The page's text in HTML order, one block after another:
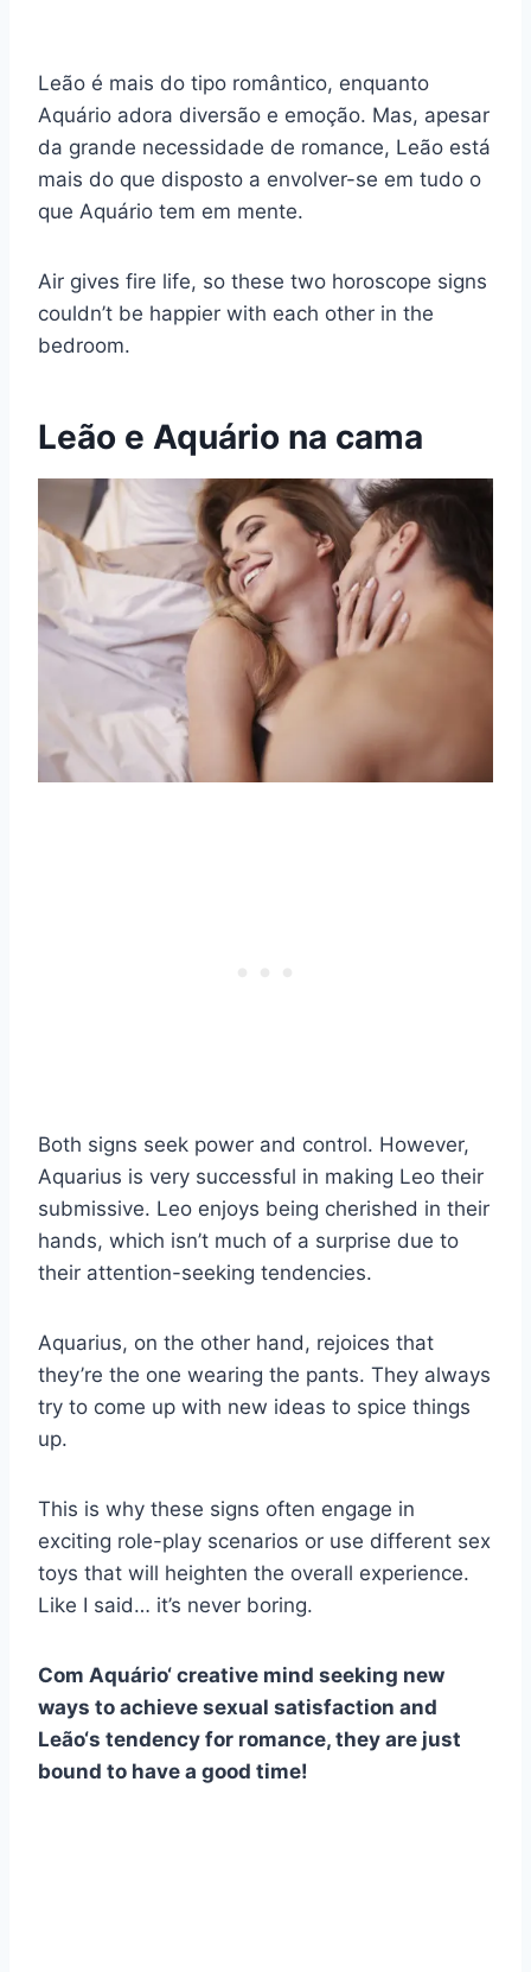
Leão é mais do tipo romântico, enquanto
Aquário adora diversão e emoção. Mas, apesar
da grande necessidade de romance, Leão está
mais do que disposto a envolver-se em tudo o
que Aquário tem em mente.
Air gives fire life, so these two horoscope signs
couldn’t be happier with each other in the
bedroom.
Leão e Aquário na cama
Both signs seek power and control. However,
Aquarius is very successful in making Leo their
submissive. Leo enjoys being cherished in their
hands, which isn’t much of a surprise due to
their attention-seeking tendencies.
Aquarius, on the other hand, rejoices that
they’re the one wearing the pants. They always
try to come up with new ideas to spice things
up.
This is why these signs often engage in
exciting role-play scenarios or use different sex
toys that will heighten the overall experience.
Like I said… it’s never boring.
Com Aquário‘ creative mind seeking new
ways to achieve sexual satisfaction and
Leão‘s tendency for romance, they are just
bound to have a good time!